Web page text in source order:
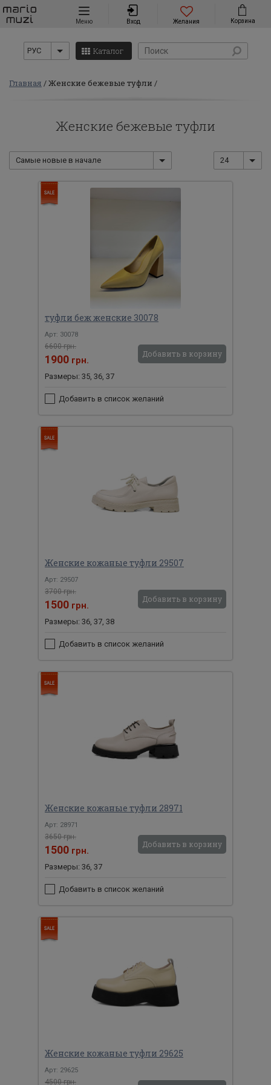
Навигация
Меню Вход Желания Корзина
РУС Каталог
Главная Женские бежевые туфли
Женские бежевые туфли
Самые новые в начале 24
туфли беж женские 30078
Арт: 30078
6600 грн.
1900 грн.
Добавить в корзину
Размеры: 35, 36, 37
Добавить в список желаний
Женские кожаные туфли 29507
Арт: 29507
3700 грн.
1500 грн.
Добавить в корзину
Размеры: 36, 37, 38
Добавить в список желаний
Женские кожаные туфли 28971
Арт: 28971
3650 грн.
1500 грн.
Добавить в корзину
Размеры: 36, 37
Добавить в список желаний
Женские кожаные туфли 29625
Арт: 29625
4500 грн.